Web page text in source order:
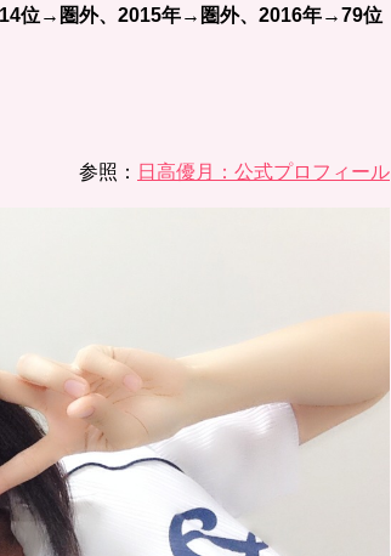
位→圏外、2015年→圏外、2016年→79位
参照： 日高優月：公式プロフィール